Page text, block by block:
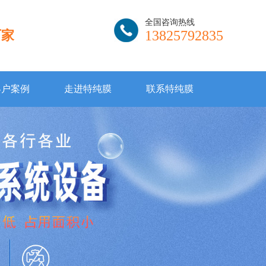
全国咨询热线
13825792835
案例 走进特纯膜 联系特纯膜